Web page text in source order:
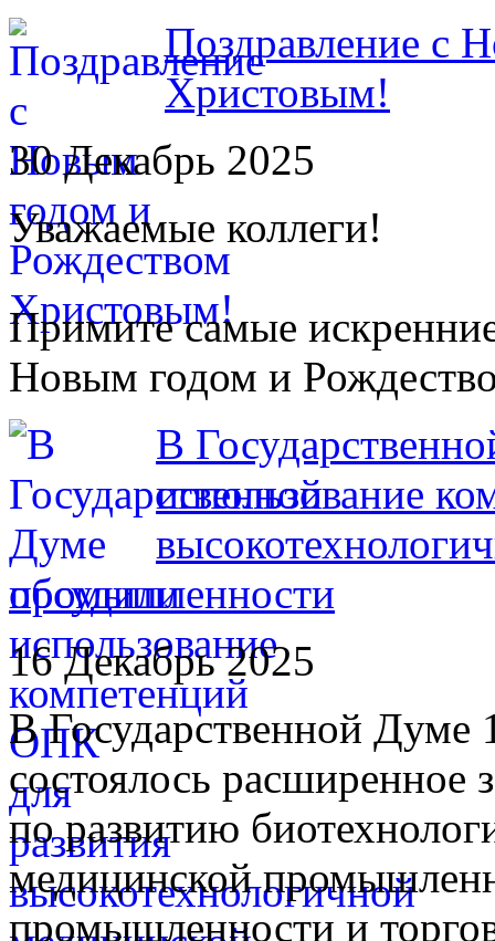
Поздравление с
Христовым!
30 Декабрь 2025
Уважаемые коллеги!
Примите самые
Новым годом и
В
использование
промышленности
16 Декабрь 2025
В Государственной Думе
состоялось расширенное
по развитию
медицинской
промышленности и